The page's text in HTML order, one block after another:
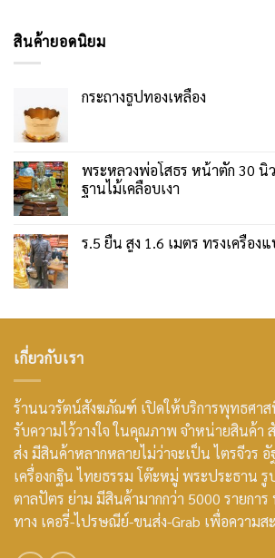
สินค้ายอดนิยม
กระถางธูปทองเหลือง
พระหลวงพ่อโสธร หน้าตัก 30 นิ้
ฐานไม้เคลือบเงา
ร.5 ยืน สูง 1.6 เมตร ทรงเครื่อง
เกี่ยวกับเรา
ร้านนวรัตน์สังฆภัณฑ์ เปิดให้บริการพุทธศา
รับความไว้วางใจ ในคุณภาพ จำหน่ายสินค้
ส่ง มีสินค้าหลากหลายไม่ว่าจะเป็น ไตรจีวร อั
เครื่องกฐิน ไทยธรรม โต๊ะหมู่ พระประธาน
ตาลปัตร ย่าม มีสินค้ามากกว่า 5000 รายการ
ทาง เคอรี่-ไปรษณีย์-ขนส่ง-Grab เพื่อความส